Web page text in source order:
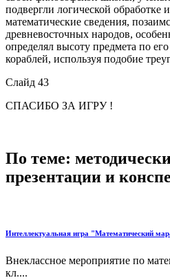
подвергли логической обработке
математические сведения,
древневосточных народов,
определял высоту предмета по
кораблей, используя подобие
Слайд 43
СПАСИБО ЗА ИГРУ !
По теме:
презентации и
Интеллектуальная игра "Математический
Внеклассное мероприятие по
кл....